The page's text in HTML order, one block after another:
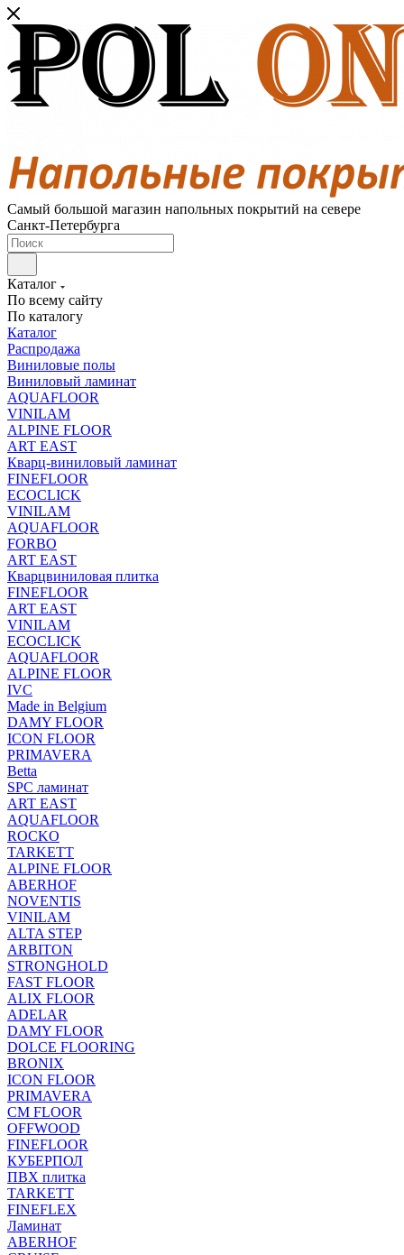
Самый большой магазин напольных покрытий на севере
Санкт-Петербурга
Каталог
По всему сайту
По каталогу
Каталог
Распродажа
Виниловые полы
Виниловый ламинат
AQUAFLOOR
VINILAM
ALPINE FLOOR
ART EAST
Кварц-виниловый ламинат
FINEFLOOR
ECOCLICK
VINILAM
AQUAFLOOR
FORBO
ART EAST
Кварцвиниловая плитка
FINEFLOOR
ART EAST
VINILAM
ECOCLICK
AQUAFLOOR
ALPINE FLOOR
IVC
Made in Belgium
DAMY FLOOR
ICON FLOOR
PRIMAVERA
Betta
SPC ламинат
ART EAST
AQUAFLOOR
ROCKO
TARKETT
ALPINE FLOOR
ABERHOF
NOVENTIS
VINILAM
ALTA STEP
ARBITON
STRONGHOLD
FAST FLOOR
ALIX FLOOR
ADELAR
DAMY FLOOR
DOLCE FLOORING
BRONIX
ICON FLOOR
PRIMAVERA
CM FLOOR
OFFWOOD
FINEFLOOR
КУБЕРПОЛ
ПВХ плитка
TARKETT
FINEFLEX
Ламинат
ABERHOF